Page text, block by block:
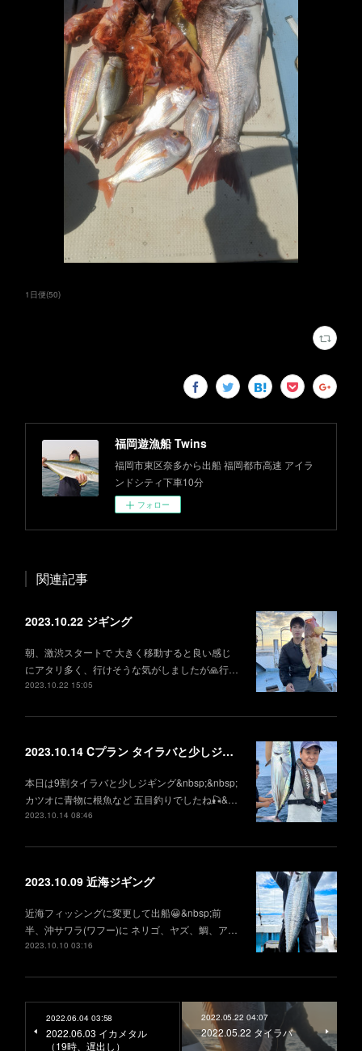
1日便(50)
福岡遊漁船 Twins
福岡市東区奈多から出船 福岡都市高速 アイラ
ンドシティ下車10分
フォロー
関連記事
2023.10.22 ジギング
朝、激渋スタートで 大きく移動すると良い感じ
にアタリ多く、行けそうな気がしましたが🙏行…
2023.10.22 15:05
2023.10.14 Cプラン タイラバと少しジギング
本日は9割タイラバと少しジギング&nbsp;&nbsp;
カツオに青物に根魚など 五目釣りでしたね🎣&…
2023.10.14 08:46
2023.10.09 近海ジギング
近海フィッシングに変更して出船😀&nbsp;前
半、沖サワラ(ワフー)に ネリゴ、ヤズ、鯛、ア…
2023.10.10 03:16
2022.06.04 03:58
2022.06.03 イカメタル
（19時、遅出し）
2022.05.22 04:07
2022.05.22 タイラバ